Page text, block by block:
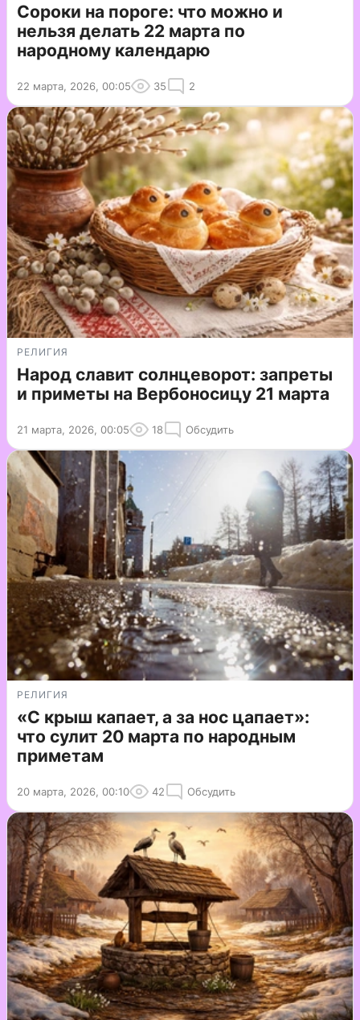
Сороки на пороге: что можно и
нельзя делать 22 марта по
народному календарю
22 марта, 2026, 00:05 35 2
РЕЛИГИЯ
Народ славит солнцеворот: запреты
и приметы на Вербоносицу 21 марта
21 марта, 2026, 00:05 18 Обсудить
РЕЛИГИЯ
«С крыш капает, а за нос цапает»:
что сулит 20 марта по народным
приметам
20 марта, 2026, 00:10 42 Обсудить